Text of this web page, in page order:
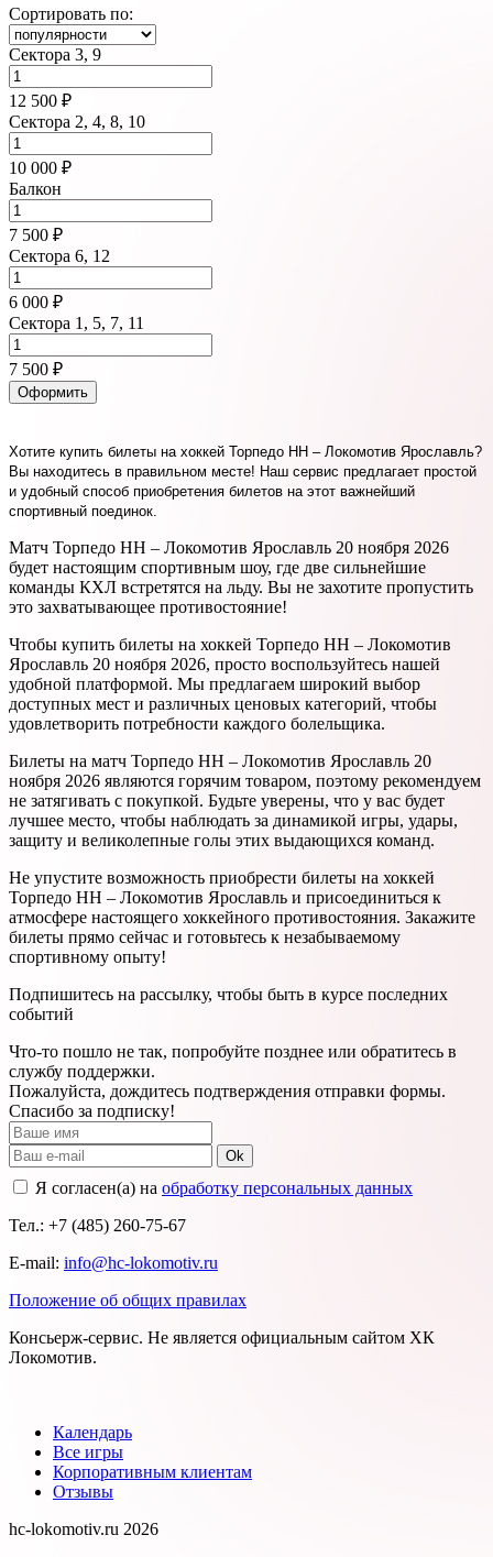
Сортировать по:
Сектора 3, 9
12 500 ₽
Сектора 2, 4, 8, 10
10 000 ₽
Балкон
7 500 ₽
Сектора 6, 12
6 000 ₽
Сектора 1, 5, 7, 11
7 500 ₽
Оформить
Хотите купить билеты на хоккей Торпедо НН – Локомотив Ярославль?
Вы находитесь в правильном месте! Наш сервис предлагает простой
и удобный способ приобретения билетов на этот важнейший
спортивный поединок.
Матч Торпедо НН – Локомотив Ярославль 20 ноября 2026
будет настоящим спортивным шоу, где две сильнейшие
команды КХЛ встретятся на льду. Вы не захотите пропустить
это захватывающее противостояние!
Чтобы купить билеты на хоккей Торпедо НН – Локомотив
Ярославль 20 ноября 2026, просто воспользуйтесь нашей
удобной платформой. Мы предлагаем широкий выбор
доступных мест и различных ценовых категорий, чтобы
удовлетворить потребности каждого болельщика.
Билеты на матч Торпедо НН – Локомотив Ярославль 20
ноября 2026 являются горячим товаром, поэтому рекомендуем
не затягивать с покупкой. Будьте уверены, что у вас будет
лучшее место, чтобы наблюдать за динамикой игры, удары,
защиту и великолепные голы этих выдающихся команд.
Не упустите возможность приобрести билеты на хоккей
Торпедо НН – Локомотив Ярославль и присоединиться к
атмосфере настоящего хоккейного противостояния. Закажите
билеты прямо сейчас и готовьтесь к незабываемому
спортивному опыту!
Подпишитесь на рассылку, чтобы быть в курсе последних
событий
Что-то пошло не так, попробуйте позднее или обратитесь в
службу поддержки.
Пожалуйста, дождитесь подтверждения отправки формы.
Спасибо за подписку!
Ok
Я согласен(а) на обработку персональных данных
Тел.: +7 (485) 260-75-67
E-mail: info@hc-lokomotiv.ru
Положение об общих правилах
Консьерж-сервис. Не является официальным сайтом ХК
Локомотив.
Календарь
Все игры
Корпоративным клиентам
Отзывы
hc-lokomotiv.ru 2026